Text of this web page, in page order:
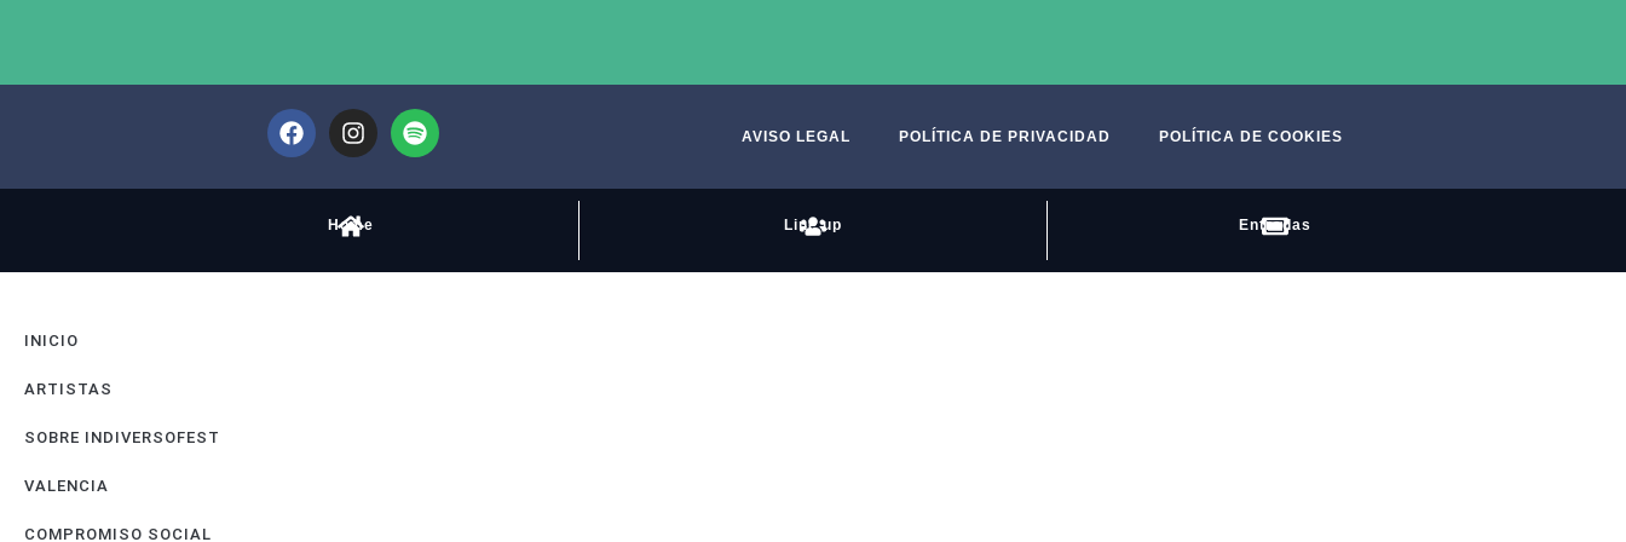
AVISO LEGAL POLÍTICA DE PRIVACIDAD POLÍTICA DE COOKIES
Home Line up Entradas
INICIO
ARTISTAS
SOBRE INDIVERSOFEST
VALENCIA
COMPROMISO SOCIAL